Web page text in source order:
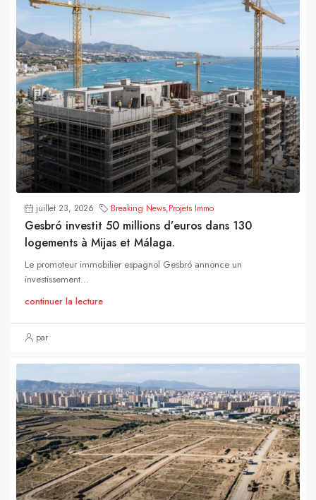
juillet 23, 2026 Breaking News,Projets Immo
Gesbró investit 50 millions d’euros dans 130
logements à Mijas et Málaga.
Le promoteur immobilier espagnol Gesbró annonce un
investissement...
continuer la lecture
par